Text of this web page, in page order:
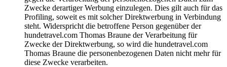
Zwecke derartiger Werbung einzulegen. Dies gilt auch für das
Profiling, soweit es mit solcher Direktwerbung in Verbindung
steht. Widerspricht die betroffene Person gegenüber der
hundetravel.com Thomas Braune der Verarbeitung für
Zwecke der Direktwerbung, so wird die hundetravel.com
Thomas Braune die personenbezogenen Daten nicht mehr für
diese Zwecke verarbeiten.